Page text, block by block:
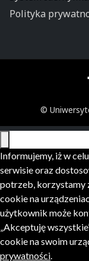
Polityka
©
Informujemy, iż w
serwisie oraz
potrzeb, korzystamy
cookie na
użytkownik może
„Akceptuję
cookie na swoim
prywatności.